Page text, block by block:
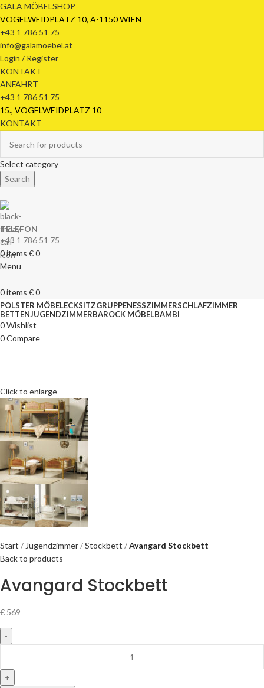
GALA MÖBELSHOP
VOGELWEIDPLATZ 10, A-1150 WIEN
+43 1 786 51 75
info@galamoebel.at
Login / Register
KONTAKT
ANFAHRT
+43 1 786 51 75
15., VOGELWEIDPLATZ 10
KONTAKT
Select category
Search
TELEFON
+43 1 786 51 75
0items €0
Menu
0items €0
POLSTER MÖBELECKSITZGRUPPENESSZIMMERSCHLAFZIMMER
BETTENJUGENDZIMMERBAROCK MÖBELBAMBI
0Wishlist
0Compare
Click to enlarge
Start Jugendzimmer Stockbett
Avangard Stockbett
Back to products
Avangard Stockbett
€ 569